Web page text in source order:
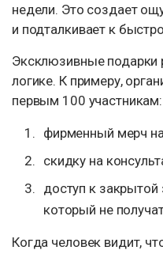
недели. Это создает
и подталкивает к
Эксклюзивные подарки
логике. К примеру,
первым 100 участникам:
фирменный мерч
скидку на
доступ к закрытой
который не
Когда человек видит,